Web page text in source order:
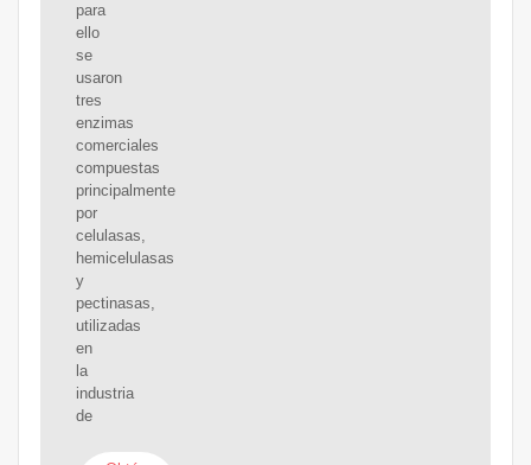
para
ello
se
usaron
tres
enzimas
comerciales
compuestas
principalmente
por
celulasas,
hemicelulasas
y
pectinasas,
utilizadas
en
la
industria
de